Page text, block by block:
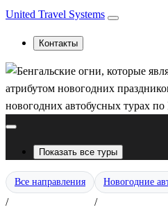
United Travel Systems
Контакты
Показать все туры
Все направления
/
Новогодние
/